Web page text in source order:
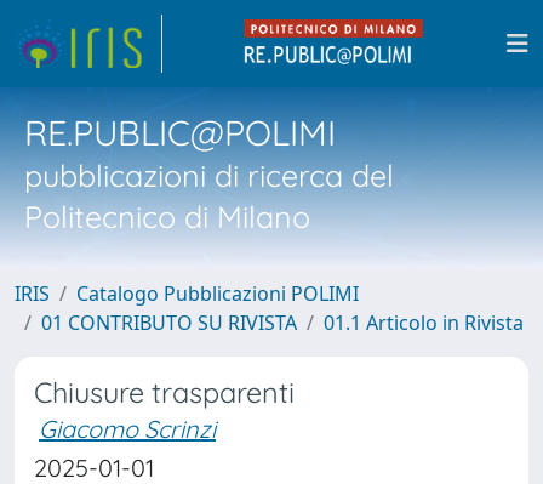
RE.PUBLIC@POLIMI
pubblicazioni di ricerca del
Politecnico di Milano
IRIS
Catalogo Pubblicazioni POLIMI
01 CONTRIBUTO SU RIVISTA
01.1 Articolo in Rivista
Chiusure trasparenti
Giacomo Scrinzi
2025-01-01